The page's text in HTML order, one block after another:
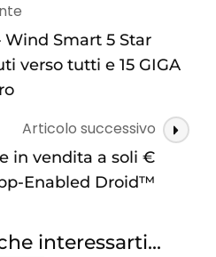
Wind Smart 5 Star
verso tutti e 15 GIGA
Articolo successivo
in vendita a soli €
Enabled Droid™
interessarti...